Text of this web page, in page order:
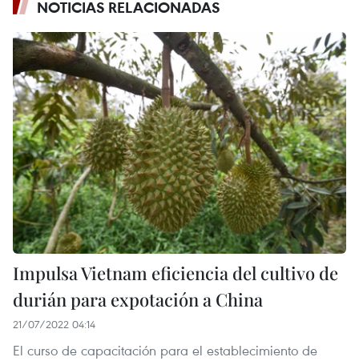
NOTICIAS RELACIONADAS
Impulsa Vietnam eficiencia del cultivo de
durián para expotación a China
21/07/2022 04:14
El curso de capacitación para el establecimiento de